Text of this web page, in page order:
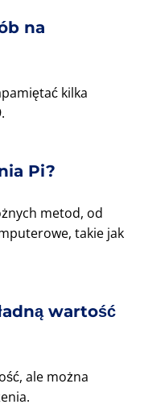
na
kilka
Pi?
metod, od
takie jak
wartość
ale można